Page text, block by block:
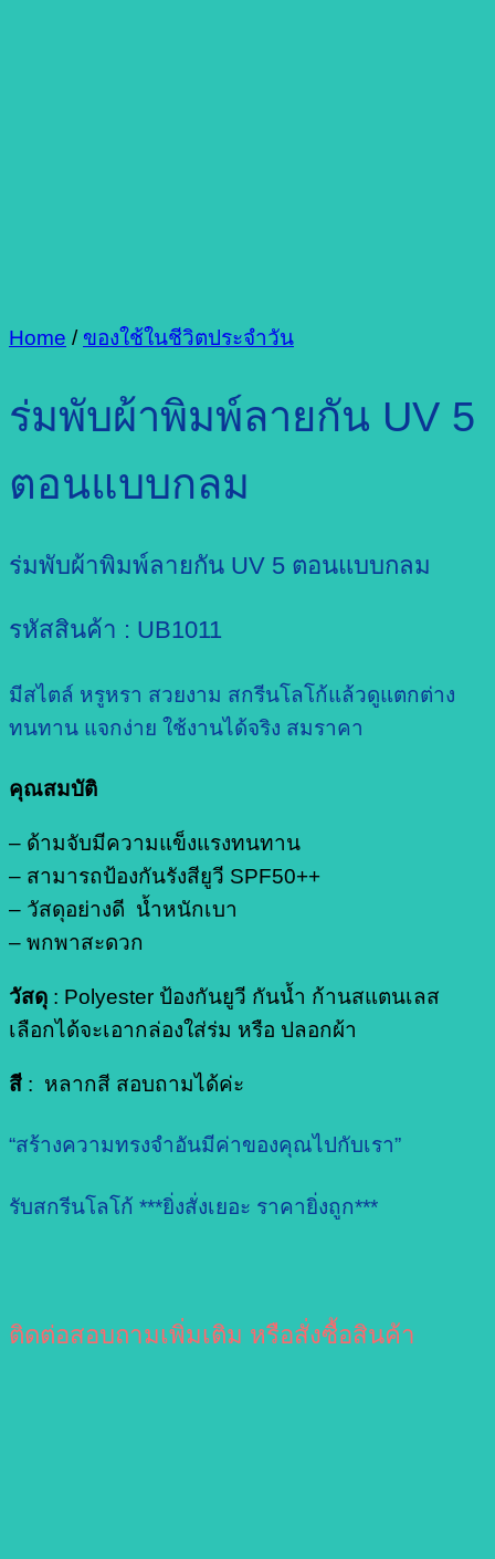
Home / ของใช้ในชีวิตประจำวัน
ร่มพับผ้าพิมพ์ลายกัน UV 5
ตอนแบบกลม
ร่มพับผ้าพิมพ์ลายกัน UV 5 ตอนแบบกลม
รหัสสินค้า : UB1011
มีสไตล์ หรูหรา สวยงาม สกรีนโลโก้แล้วดูแตกต่าง
ทนทาน แจกง่าย ใช้งานได้จริง สมราคา
คุณสมบัติ
– ด้ามจับมีความแข็งแรงทนทาน
– สามารถป้องกันรังสียูวี SPF50++
– วัสดุอย่างดี น้ำหนักเบา
– พกพาสะดวก
วัสดุ : Polyester ป้องกันยูวี กันน้ำ ก้านสแตนเลส
เลือกได้จะเอากล่องใส่ร่ม หรือ ปลอกผ้า
สี : หลากสี สอบถามได้ค่ะ
“สร้างความทรงจำอันมีค่าของคุณไปกับเรา”
รับสกรีนโลโก้ ***ยิ่งสั่งเยอะ ราคายิ่งถูก***
ติดต่อสอบถามเพิ่มเติม หรือสั่งซื้อสินค้า